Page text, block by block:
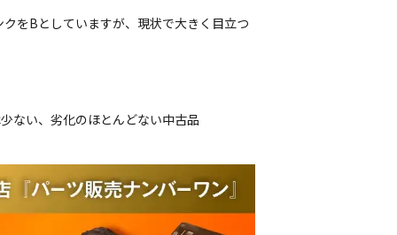
をBとしていますが、現状で大きく目立つ
ない、劣化のほとんどない中古品